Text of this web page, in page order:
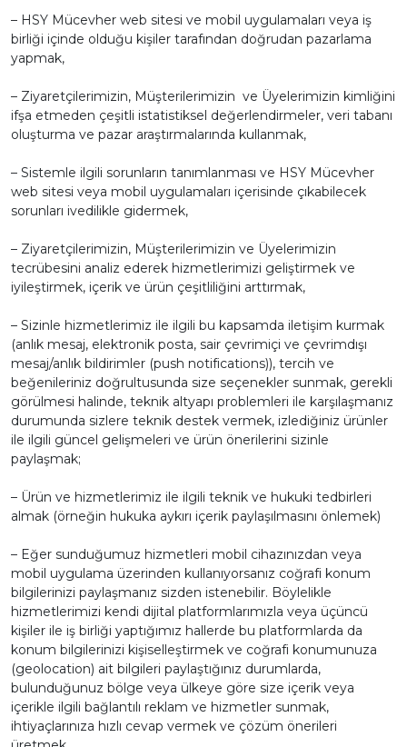
– HSY Mücevher web sitesi ve mobil uygulamaları veya iş
birliği içinde olduğu kişiler tarafından doğrudan pazarlama
yapmak,
– Ziyaretçilerimizin, Müşterilerimizin ve Üyelerimizin kimliğini
ifşa etmeden çeşitli istatistiksel değerlendirmeler, veri tabanı
oluşturma ve pazar araştırmalarında kullanmak,
– Sistemle ilgili sorunların tanımlanması ve HSY Mücevher
web sitesi veya mobil uygulamaları içerisinde çıkabilecek
sorunları ivedilikle gidermek,
– Ziyaretçilerimizin, Müşterilerimizin ve Üyelerimizin
tecrübesini analiz ederek hizmetlerimizi geliştirmek ve
iyileştirmek, içerik ve ürün çeşitliliğini arttırmak,
– Sizinle hizmetlerimiz ile ilgili bu kapsamda iletişim kurmak
(anlık mesaj, elektronik posta, sair çevrimiçi ve çevrimdışı
mesaj/anlık bildirimler (push notifications)), tercih ve
beğenileriniz doğrultusunda size seçenekler sunmak, gerekli
görülmesi halinde, teknik altyapı problemleri ile karşılaşmanız
durumunda sizlere teknik destek vermek, izlediğiniz ürünler
ile ilgili güncel gelişmeleri ve ürün önerilerini sizinle
paylaşmak;
– Ürün ve hizmetlerimiz ile ilgili teknik ve hukuki tedbirleri
almak (örneğin hukuka aykırı içerik paylaşılmasını önlemek)
– Eğer sunduğumuz hizmetleri mobil cihazınızdan veya
mobil uygulama üzerinden kullanıyorsanız coğrafi konum
bilgilerinizi paylaşmanız sizden istenebilir. Böylelikle
hizmetlerimizi kendi dijital platformlarımızla veya üçüncü
kişiler ile iş birliği yaptığımız hallerde bu platformlarda da
konum bilgilerinizi kişiselleştirmek ve coğrafi konumunuza
(geolocation) ait bilgileri paylaştığınız durumlarda,
bulunduğunuz bölge veya ülkeye göre size içerik veya
içerikle ilgili bağlantılı reklam ve hizmetler sunmak,
ihtiyaçlarınıza hızlı cevap vermek ve çözüm önerileri